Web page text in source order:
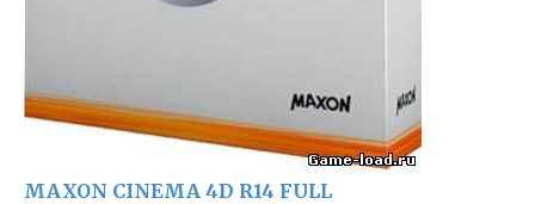
MAXON CINEMA 4D R14 FULL